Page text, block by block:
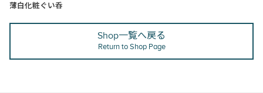
薄白化粧ぐい呑
Shop一覧へ戻る
Return to Shop Page